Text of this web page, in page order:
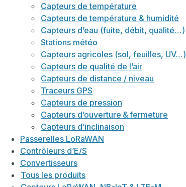
Capteurs de température
Capteurs de température & humidité
Capteurs d’eau (fuite, débit, qualité…)
Stations météo
Capteurs agricoles (sol, feuilles, UV…)
Capteurs de qualité de l’air
Capteurs de distance / niveau
Traceurs GPS
Capteurs de pression
Capteurs d’ouverture & fermeture
Capteurs d’inclinaison
Passerelles LoRaWAN
Contrôleurs d’E/S
Convertisseurs
Tous les produits